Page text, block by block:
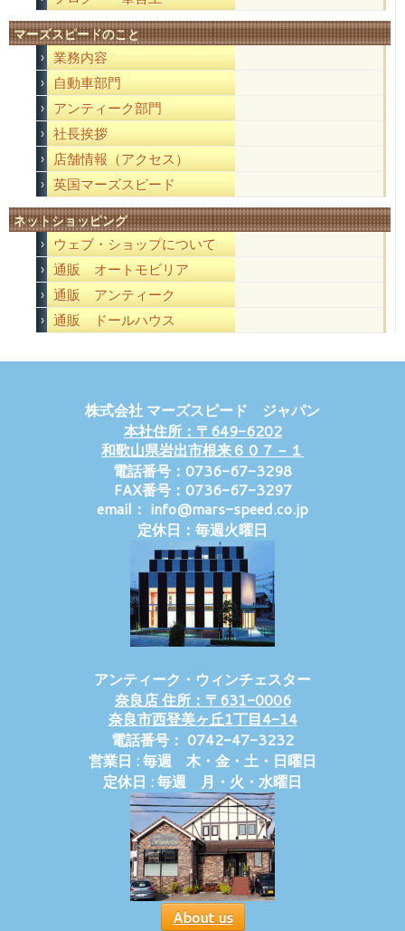
マーズスピードのこと
業務内容
自動車部門
アンティーク部門
社長挨拶
店舗情報（アクセス）
英国マーズスピード
ネットショッピング
ウェブ・ショップについて
通販 オートモビリア
通販 アンティーク
通販 ドールハウス
株式会社 マーズスピード ジャパン
本社住所：〒649-6202
和歌山県岩出市根来６０７－１
電話番号：0736-67-3298
FAX番号：0736-67-3297
email： info@mars-speed.co.jp
定休日：毎週火曜日
アンティーク・ウィンチェスター
奈良店 住所：〒631-0006
奈良市西登美ヶ丘1丁目4-14
電話番号： 0742-47-3232
営業日 : 毎週 木・金・土・日曜日
定休日 : 毎週 月・火・水曜日
About us